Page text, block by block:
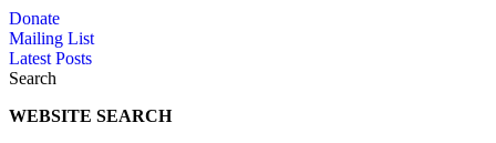
Skip
to
content
Donate
Mailing List
Latest Posts
Search
WEBSITE SEARCH